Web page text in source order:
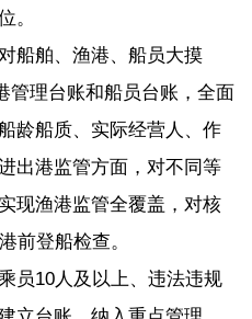
。
船舶、渔港、船员大摸
管理台账和船员台账，全面
龄船质、实际经营人、作
出港监管方面，对不同等
现渔港监管全覆盖，对核
前登船检查。
员10人及以上、违法违规